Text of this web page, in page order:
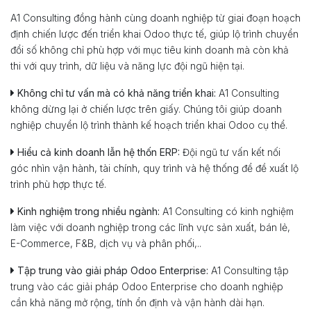
A1 Consulting đồng hành cùng doanh nghiệp từ giai đoạn hoạch
định chiến lược đến triển khai Odoo thực tế, giúp lộ trình chuyển
đổi số không chỉ phù hợp với mục tiêu kinh doanh mà còn khả
thi với quy trình, dữ liệu và năng lực đội ngũ hiện tại.
Không chỉ tư vấn mà có khả năng triển khai: A1 Consulting
không dừng lại ở chiến lược trên giấy. Chúng tôi giúp doanh
nghiệp chuyển lộ trình thành kế hoạch triển khai Odoo cụ thể.
Hiểu cả kinh doanh lẫn hệ thốn ERP: Đội ngũ tư vấn kết nối
góc nhìn vận hành, tài chính, quy trình và hệ thống để đề xuất lộ
trình phù hợp thực tế.
Kinh nghiệm trong nhiều ngành: A1 Consulting có kinh nghiệm
làm việc với doanh nghiệp trong các lĩnh vực sản xuất, bán lẻ,
E-Commerce, F&B, dịch vụ và phân phối,..
Tập trung vào giải pháp Odoo Enterprise: A1 Consulting tập
trung vào các giải pháp Odoo Enterprise cho doanh nghiệp
cần khả năng mở rộng, tính ổn định và vận hành dài hạn.